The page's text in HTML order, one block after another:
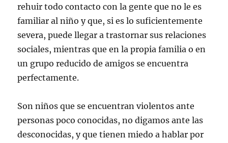
rehuir todo contacto con la gente que no le es
familiar al niño y que, si es lo suficientemente
severa, puede llegar a trastornar sus relaciones
sociales, mientras que en la propia familia o en
un grupo reducido de amigos se encuentra
perfectamente.
Son niños que se encuentran violentos ante
personas poco conocidas, no digamos ante las
desconocidas, y que tienen miedo a hablar por